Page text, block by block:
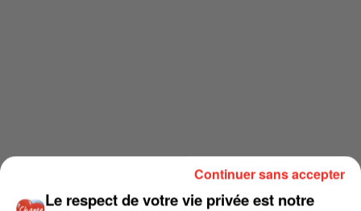
Le respect de votre vie privée est notre
Continuer sans accepter